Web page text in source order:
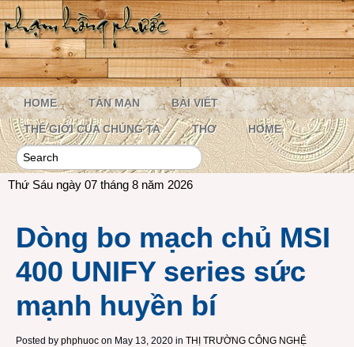
HOME TẢN MẠN BÀI VIẾT
THẾ GIỚI CỦA CHÚNG TA THƠ HOME
Thứ Sáu ngày 07 tháng 8 năm 2026
Dòng bo mạch chủ MSI
400 UNIFY series sức
mạnh huyền bí
Posted by phphuoc on May 13, 2020 in THỊ TRƯỜNG CÔNG NGHỆ